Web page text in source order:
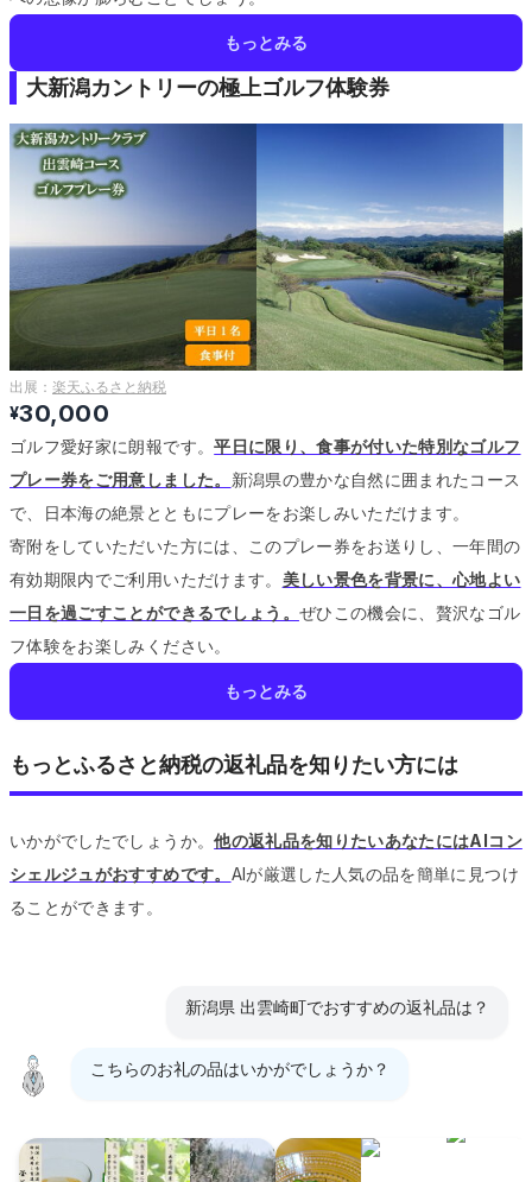
もっとみる
大新潟カントリーの極上ゴルフ体験券
出展： 楽天ふるさと納税
¥30,000
ゴルフ愛好家に朗報です。平日に限り、食事が付いた特別なゴルフ
プレー券をご用意しました。 新潟県の豊かな自然に囲まれたコース
で、日本海の絶景とともにプレーをお楽しみいただけます。
寄附をしていただいた方には、このプレー券をお送りし、一年間の
有効期限内でご利用いただけます。 美しい景色を背景に、心地よい
一日を過ごすことができるでしょう。 ぜひこの機会に、贅沢なゴル
フ体験をお楽しみください。
もっとみる
もっとふるさと納税の返礼品を知りたい方には
いかがでしたでしょうか。他の返礼品を知りたいあなたにはAIコン
シェルジュがおすすめです。 AIが厳選した人気の品を簡単に見つけ
ることができます。
新潟県 出雲崎町でおすすめの返礼品は？
こちらのお礼の品はいかがでしょうか？